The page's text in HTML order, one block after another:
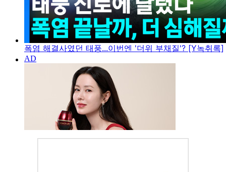
폭염 해결사였던 태풍...이번엔 '더위 부채질'? [Y녹취록]